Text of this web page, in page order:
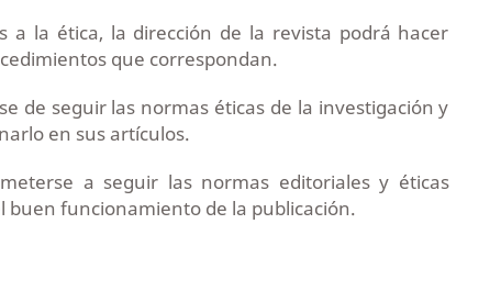
a la ética, la dirección de la revista podrá hacer
que correspondan.
de seguir las normas éticas de la investigación y
en sus artículos.
a seguir las normas editoriales y éticas
buen funcionamiento de la publicación.